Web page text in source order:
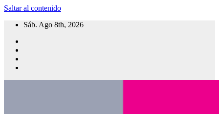
Saltar al contenido
Sáb. Ago 8th, 2026